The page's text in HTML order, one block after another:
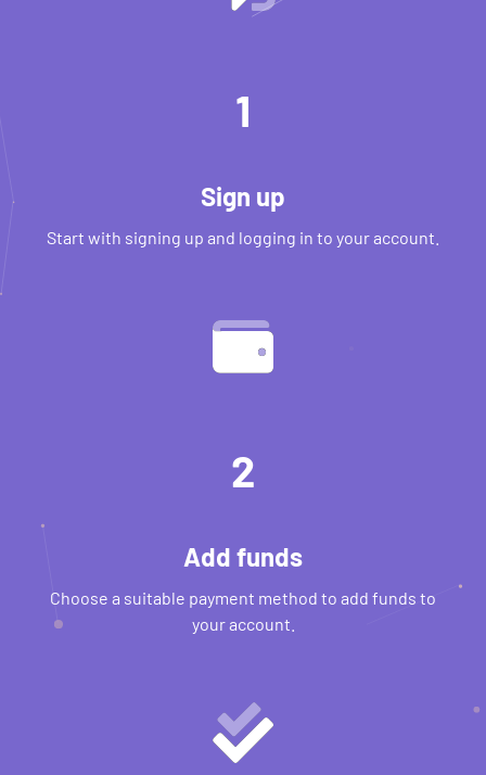
1
Sign up
Start with signing up and logging in to your account.
2
Add funds
Choose a suitable payment method to add funds to
your account.